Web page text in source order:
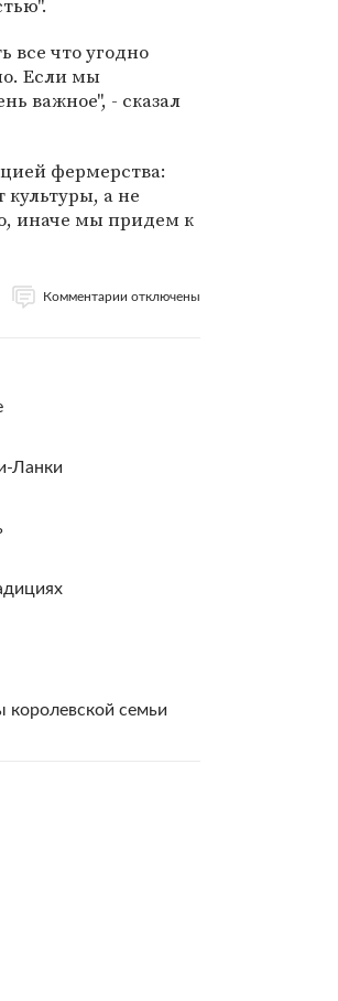
все что угодно
Если мы
важное", - сказал
фермерства:
культуры, а не
иначе мы придем к
Комментарии отключены
Ланки
королевской семьи